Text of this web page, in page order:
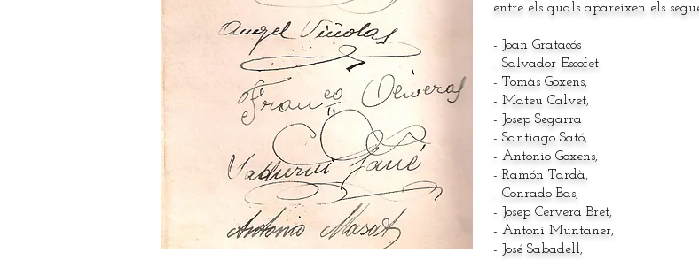
entre els quals apareixen els
- Joan Gratacós
- Salvador Escofet
- Tomàs Goxens,
- Mateu Calvet,
- Josep Segarra
- Santiago Sató,
- Antonio Goxens,
- Ramón Tardà,
- Conrado Bas,
- Josep Cervera Bret,
- Antoni Muntaner,
- José Sabadell,